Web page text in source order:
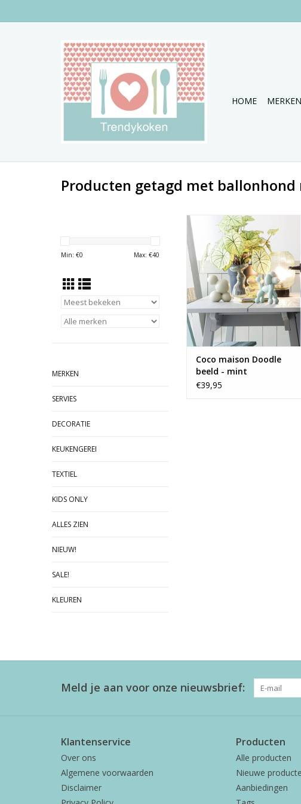
HOME MERKEN
Producten getagd met ballonhond
Min: €0 Max: €40
MERKEN
SERVIES
DECORATIE
KEUKENGEREI
TEXTIEL
KIDS ONLY
ALLES ZIEN
NIEUW!
SALE!
KLEUREN
Love this doodle!
TOEVOEGEN AAN WINKELWAGEN
Coco maison Doodle
beeld - mint
€39,95
Meld je aan voor onze nieuwsbrief:
Klantenservice
Over ons
Algemene voorwaarden
Disclaimer
Producten
Alle producten
Nieuwe
Aanbiedingen